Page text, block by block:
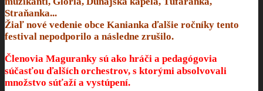
Straňanka...
Žiaľ nové vedenie obce Kanianka ďalšie ročníky tento
festival nepodporilo a následne zrušilo.
Členovia Maguranky sú ako hráči a pedagógovia
súčasťou ďalších orchestrov, s ktorými absolvovali
množstvo súťaží a vystúpení.